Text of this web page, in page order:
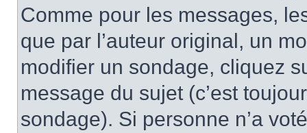
Comme pour les messages,
que par l’auteur original, un
modifier un sondage, cliquez
message du sujet (c’est
sondage). Si personne n’a